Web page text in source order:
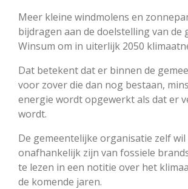
Meer kleine windmolens en
bijdragen aan de doelstelling van de
Winsum om in uiterlijk 2050
Dat betekent dat er binnen de
voor zover die dan nog bestaan,
energie wordt opgewerkt als dat er
wordt.
De gemeentelijke organisatie zelf wil
onafhankelijk zijn van fossiele
te lezen in een notitie over het
de komende jaren.